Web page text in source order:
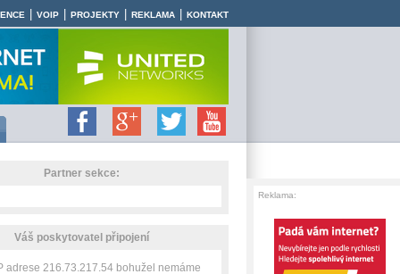
VOIP PROJEKTY REKLAMA KONTAKT
Partner sekce:
Váš poskytovatel připojení
adrese 216.73.217.54 bohužel nemáme
Reklama: